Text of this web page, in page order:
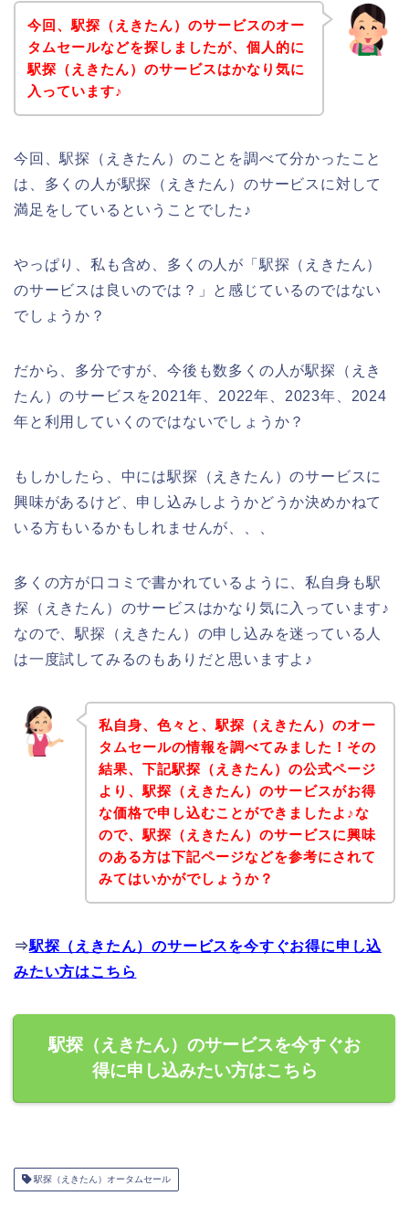
今回、駅探（えきたん）のサービスのオー
タムセールなどを探しましたが、個人的に
駅探（えきたん）のサービスはかなり気に
入っています♪
今回、駅探（えきたん）のことを調べて分かったこと
は、多くの人が駅探（えきたん）のサービスに対して
満足をしているということでした♪
やっぱり、私も含め、多くの人が「駅探（えきたん）
のサービスは良いのでは？」と感じているのではない
でしょうか？
だから、多分ですが、今後も数多くの人が駅探（えき
たん）のサービスを2021年、2022年、2023年、2024
年と利用していくのではないでしょうか？
もしかしたら、中には駅探（えきたん）のサービスに
興味があるけど、申し込みしようかどうか決めかねて
いる方もいるかもしれませんが、、、
多くの方が口コミで書かれているように、私自身も駅
探（えきたん）のサービスはかなり気に入っています♪
なので、駅探（えきたん）の申し込みを迷っている人
は一度試してみるのもありだと思いますよ♪
私自身、色々と、駅探（えきたん）のオー
タムセールの情報を調べてみました！その
結果、下記駅探（えきたん）の公式ページ
より、駅探（えきたん）のサービスがお得
な価格で申し込むことができましたよ♪な
ので、駅探（えきたん）のサービスに興味
のある方は下記ページなどを参考にされて
みてはいかがでしょうか？
⇒駅探（えきたん）のサービスを今すぐお得に申し込
みたい方はこちら
駅探（えきたん）のサービスを今すぐお
得に申し込みたい方はこちら
駅探（えきたん）オータムセール